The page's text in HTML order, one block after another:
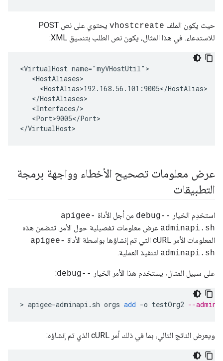
حيث يكون الملف vhostcreate
يحتوي على نص POST
للاستدعاء. في هذا المثال، يكون نص الطلب بتنسيق XML:
<VirtualHost name="myVHostUtil">
   <HostAliases>
     <HostAlias>192.168.56.101:9005</HostAlias>
   </HostAliases>
   <Interfaces/>
   <Port>9005</Port>
</VirtualHost>
عرض معلومات تصحيح الأخطاء وواجهة برمجة
التطبيقات
استخدِم الخيار --debug من أجل الأداة apigee-
adminapi.sh عرض معلومات تفصيلية حول الأمر. تتضمن هذه
المعلومات الأمر cURL التي تم إنشاؤها بواسطة الأداة
apigee-
adminapi.sh لتنفيذ العملية.
على سبيل المثال، يستخدم هذا الأمر الخيار --debug
:
> apigee-adminapi . sh orgs add -o testOrg2 --admin
ويعرض الناتج التالي، بما في ذلك أمر cURL الذي تم إنشاؤه: